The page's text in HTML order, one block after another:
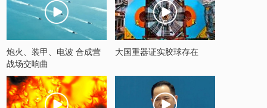
炮火、装甲、电波 合成营
战场交响曲
大国重器证实胶球存在